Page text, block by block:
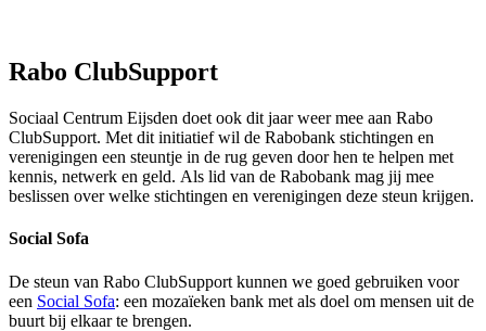
Rabo ClubSupport
Sociaal Centrum Eijsden doet ook dit jaar weer mee aan Rabo
ClubSupport. Met dit initiatief wil de Rabobank stichtingen en
verenigingen een steuntje in de rug geven door hen te helpen met
kennis, netwerk en geld. Als lid van de Rabobank mag jij mee
beslissen over welke stichtingen en verenigingen deze steun krijgen.
Social Sofa
De steun van Rabo ClubSupport kunnen we goed gebruiken voor
een Social Sofa: een mozaïeken bank met als doel om mensen uit de
buurt bij elkaar te brengen.